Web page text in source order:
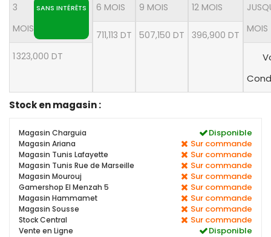
3
MOIS
SANS INTÉRÊTS
1 323,000 DT
6 MOIS
711,113 DT
9 MOIS
507,150 DT
12 MOIS
396,900 DT
MOIS
Stock en magasin :
Magasin Charguia Disponible
Magasin Ariana Sur commande
Magasin Tunis Lafayette Sur commande
Magasin Tunis Rue de Marseille Sur commande
Magasin Mourouj Sur commande
Gamershop El Menzah 5 Sur commande
Magasin Hammamet Sur commande
Magasin Sousse Sur commande
Stock Central Sur commande
Vente en Ligne Disponible